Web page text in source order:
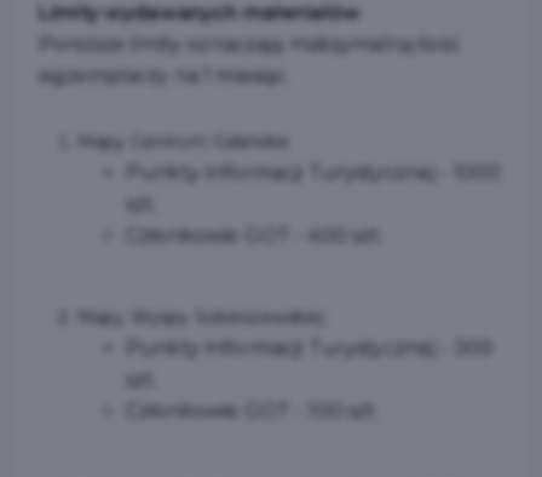
Limity wydawanych materiałów
Poniższe limity oznaczają maksymalną ilość
egzemplarzy na 1 miesiąc.
Mapy Centrum Gdańska:
Punkty Informacji Turystycznej - 1000
Członkowie GOT - 400 szt.
Mapy Wyspy Sobieszewskiej:
Punkty Informacji Turystycznej - 300
Członkowie GOT - 100 szt.